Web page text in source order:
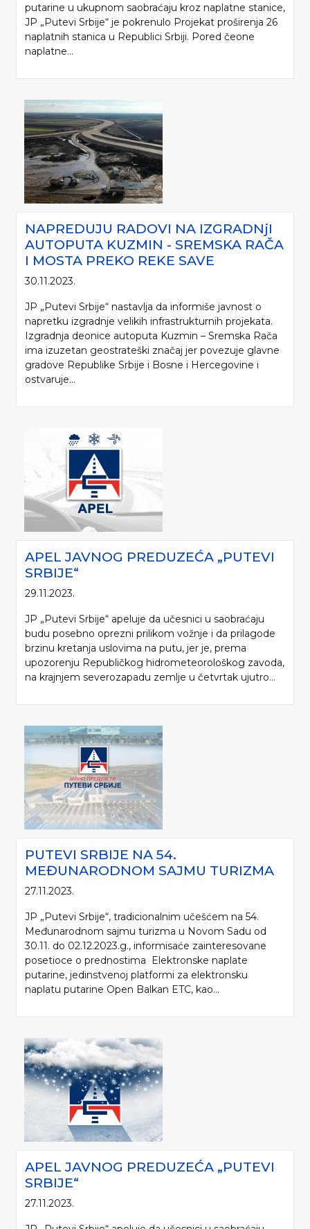
putarine u ukupnom saobraćaju kroz naplatne stanice,
JP „Putevi Srbije“ je pokrenulo Projekat proširenja 26
naplatnih stanica u Republici Srbiji. Pored čeone
naplatne...
NAPREDUJU RADOVI NA IZGRADNjI
AUTOPUTA KUZMIN - SREMSKA RAČA
I MOSTA PREKO REKE SAVE
30.11.2023.
JP „Putevi Srbije“ nastavlja da informiše javnost o
napretku izgradnje velikih infrastrukturnih projekata.
Izgradnja deonice autoputa Kuzmin – Sremska Rača
ima izuzetan geostrateški značaj jer povezuje glavne
gradove Republike Srbije i Bosne i Hercegovine i
ostvaruje...
APEL JAVNOG PREDUZEĆA „PUTEVI
SRBIJE“
29.11.2023.
JP „Putevi Srbije“ apeluje da učesnici u saobraćaju
budu posebno oprezni prilikom vožnje i da prilagode
brzinu kretanja uslovima na putu, jer je, prema
upozorenju Republičkog hidrometeorološkog zavoda,
na krajnjem severozapadu zemlje u četvrtak ujutro...
PUTEVI SRBIJE NA 54.
MEĐUNARODNOM SAJMU TURIZMA
27.11.2023.
JP „Putevi Srbije“, tradicionalnim učešćem na 54.
Međunarodnom sajmu turizma u Novom Sadu od
30.11. do 02.12.2023.g., informisaće zainteresovane
posetioce o prednostima Elektronske naplate
putarine, jedinstvenoj platformi za elektronsku
naplatu putarine Open Balkan ETC, kao...
APEL JAVNOG PREDUZEĆA „PUTEVI
SRBIJE“
27.11.2023.
Molimo da prilikom korišćenja informacija, materijala i fotografija sa internet
prezentacije „Putevi Srbije“ d.o.o., obavezno navedete izvor („Putevi Srbije“
© 2005-2026. "Putevi Srbije" d.o.o. All rights reserved.
"PUTEVI SRBIJE" d.o.o.